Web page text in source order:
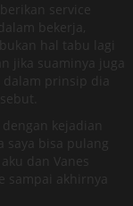
service
bekerja,
hal tabu lagi
jika suaminya juga
prinsip dia
kejadian
saya bisa pulang
dan Vanes
akhirnya